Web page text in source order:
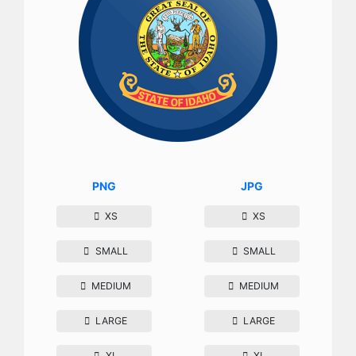
PNG
XS
SMALL
MEDIUM
LARGE
JPG
XS
SMALL
MEDIUM
LARGE